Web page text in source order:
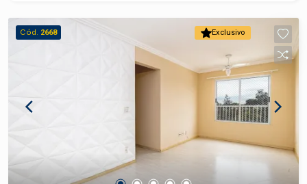
Exclusivo
Cód. 2668